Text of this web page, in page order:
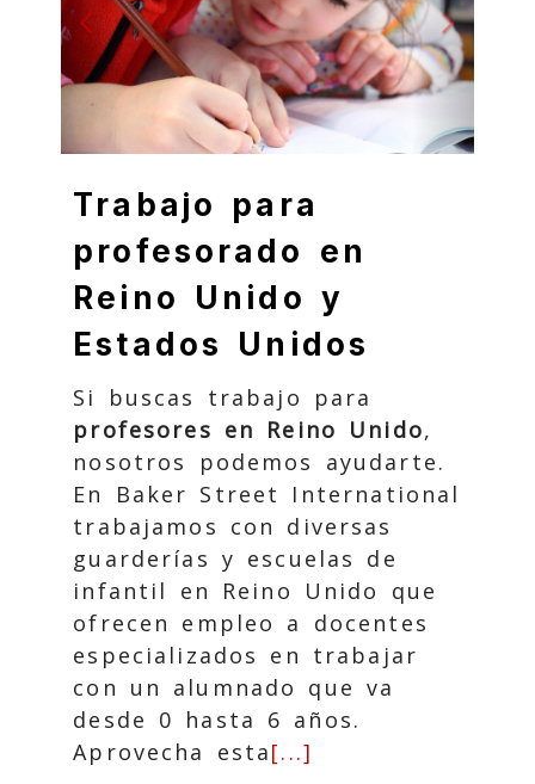
Trabajo para
profesorado en
Reino Unido y
Estados Unidos
Si buscas trabajo para
profesores en Reino Unido,
nosotros podemos ayudarte.
En Baker Street International
trabajamos con diversas
guarderías y escuelas de
infantil en Reino Unido que
ofrecen empleo a docentes
especializados en trabajar
con un alumnado que va
desde 0 hasta 6 años.
Aprovecha esta[...]